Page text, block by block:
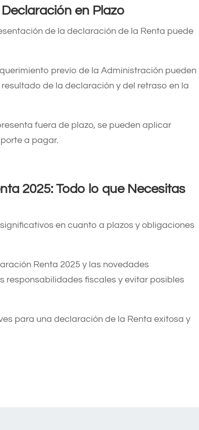
en Plazo
de la declaración de la Renta puede
previo de la Administración pueden
de la declaración y del retraso en la
fuera de plazo, se pueden aplicar
a pagar.
2025: Todo lo que Necesitas
en cuanto a plazos y obligaciones
Renta 2025 y las novedades
fiscales y evitar posibles
para una declaración de la Renta exitosa y